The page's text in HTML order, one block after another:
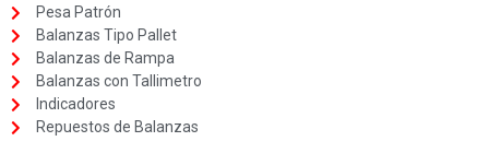
Pesa Patrón
Balanzas Tipo Pallet
Balanzas de Rampa
Balanzas con Tallimetro
Indicadores
Repuestos de Balanzas